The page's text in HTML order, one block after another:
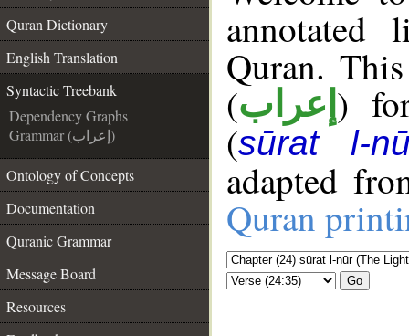
Quran Dictionary
English Translation
Syntactic Treebank
Dependency Graphs
Grammar (إعراب)
Ontology of Concepts
Documentation
Quranic Grammar
Message Board
Resources
annotated
Quran.
(إعراب )
(sūrat l-
adapted
Quran
Go